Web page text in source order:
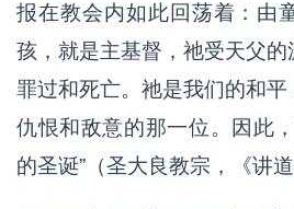
报在教会内如此回荡着：由
孩，就是主基督，祂受天父
罪过和死亡。祂是我们的和
仇恨和敌意的那一位。因此
的圣诞”（圣大良教宗，《讲